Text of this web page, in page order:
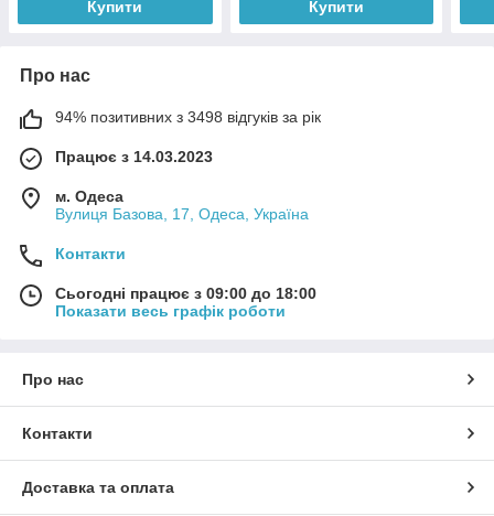
Купити Купити
Про нас
94% позитивних з 3498 відгуків за рік
Працює з 14.03.2023
м. Одеса
Вулиця Базова, 17, Одеса, Україна
Контакти
Сьогодні працює з 09:00 до 18:00
Показати весь графік роботи
Про нас
Контакти
Доставка та оплата